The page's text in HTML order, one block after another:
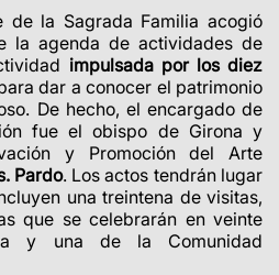
de la Sagrada Familia acogió
la agenda de actividades de
impulsada por los diez
dar a conocer el patrimonio
De hecho, el encargado de
fue el obispo de Girona y
y Promoción del Arte
Pardo. Los actos tendrán lugar
una treintena de visitas,
que se celebrarán en veinte
y una de la Comunidad